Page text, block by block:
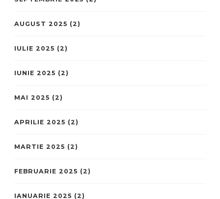
AUGUST 2025 (2)
IULIE 2025 (2)
IUNIE 2025 (2)
MAI 2025 (2)
APRILIE 2025 (2)
MARTIE 2025 (2)
FEBRUARIE 2025 (2)
IANUARIE 2025 (2)